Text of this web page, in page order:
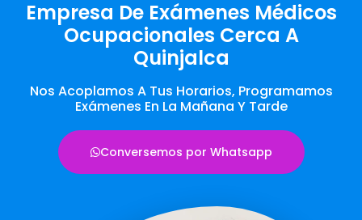
Empresa De Exámenes Médicos
Ocupacionales Cerca A
Quinjalca
Nos Acoplamos A Tus Horarios, Programamos
Exámenes En La Mañana Y Tarde
Conversemos por Whatsapp